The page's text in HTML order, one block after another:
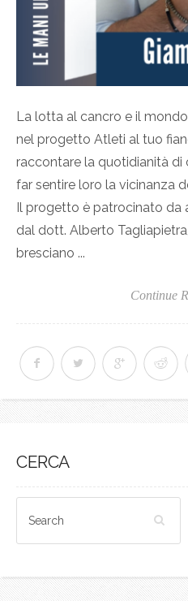
La lotta al cancro e il
nel progetto Atleti al tuo
raccontare la quotidianità di
far sentire loro la vicinanza
Il progetto è patrocinato da
dal dott. Alberto
bresciano ...
Continue
CERCA